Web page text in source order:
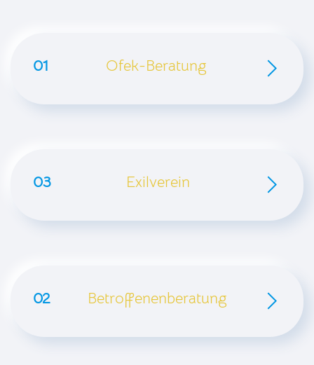
01 Ofek-Beratung
03 Exilverein
02 Betroffenenberatung